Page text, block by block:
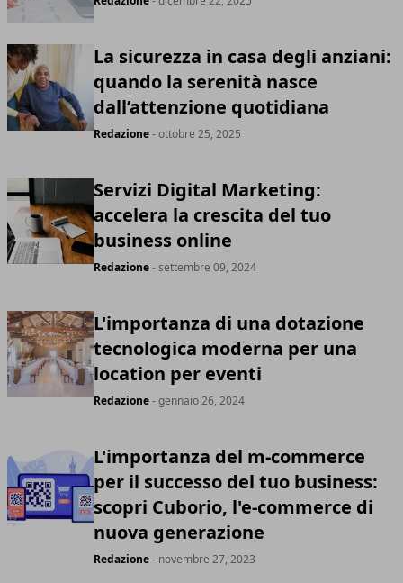
La sicurezza in casa degli anziani:
quando la serenità nasce
dall’attenzione quotidiana
Redazione- ottobre 25, 2025
Servizi Digital Marketing:
accelera la crescita del tuo
business online
Redazione- settembre 09, 2024
L'importanza di una dotazione
tecnologica moderna per una
location per eventi
Redazione- gennaio 26, 2024
L'importanza del m-commerce
per il successo del tuo business:
scopri Cuborio, l'e-commerce di
nuova generazione
Redazione- novembre 27, 2023